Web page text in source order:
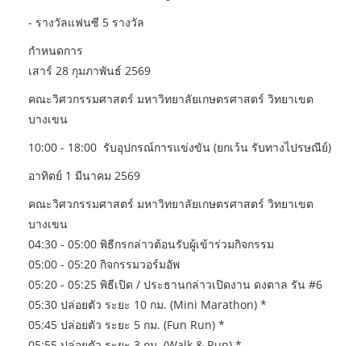
- รางวัลแฟนซี 5 รางวัล
กำหนดการ
เสาร์ 28 กุมภาพันธ์ 2569
คณะวิศวกรรมศาสตร์ มหาวิทยาลัยเกษตรศาสตร์ วิทยาเขต
บางเขน
10:00 - 18:00 รับอุปกรณ์การแข่งขัน (ยกเว้น รับทางไปรษณีย์)
อาทิตย์ 1 มีนาคม 2569
คณะวิศวกรรมศาสตร์ มหาวิทยาลัยเกษตรศาสตร์ วิทยาเขต
บางเขน
04:30 - 05:00 พิธีกรกล่าวต้อนรับผู้เข้าร่วมกิจกรรม
05:00 - 05:20 กิจกรรมวอร์มอัพ
05:20 - 05:25 พิธีเปิด / ประธานกล่าวเปิดงาน ดงตาล รัน #6
05:30 ปล่อยตัว ระยะ 10 กม. (Mini Marathon) *
05:45 ปล่อยตัว ระยะ 5 กม. (Fun Run) *